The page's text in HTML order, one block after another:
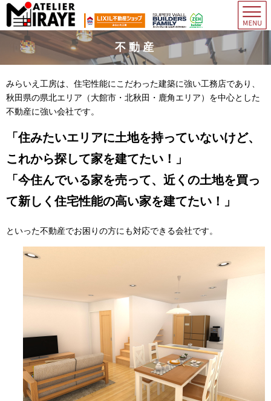
不動産
みらいえ工房は、住宅性能にこだわった建築に強い工務店であり、
秋田県の県北エリア（大館市・北秋田・鹿角エリア）を中心とした
不動産に強い会社です。
「住みたいエリアに土地を持っていないけど、
これから探して家を建てたい！」
「今住んでいる家を売って、近くの土地を買っ
て新しく住宅性能の高い家を建てたい！」
といった不動産でお困りの方にも対応できる会社です。